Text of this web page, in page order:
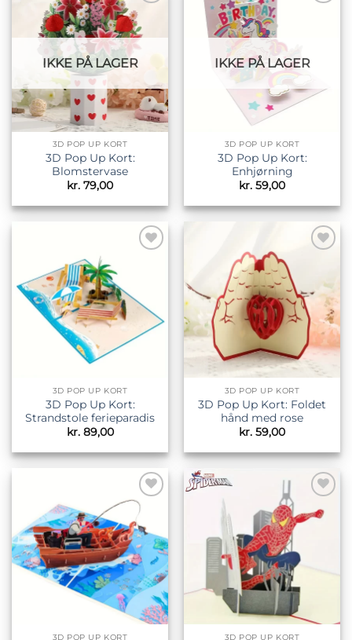
Tilføj til
ønskeliste
IKKE PÅ LAGER
3D POP UP KORT
3D Pop Up Kort:
Blomstervase
kr. 79,00
IKKE PÅ LAGER
3D POP UP KORT
3D Pop Up Kort:
Enhjørning
kr. 59,00
ønskeliste
3D POP UP KORT
3D Pop Up Kort:
Strandstole ferieparadis
kr.89,00
ønskeliste
3D POP UP KORT
3D Pop Up Kort: Foldet
hånd med rose
kr. 59,00
Tilføj til
ønskeliste
3D POP UP KORT
Tilføj til
ønskeliste
3D POP UP KORT